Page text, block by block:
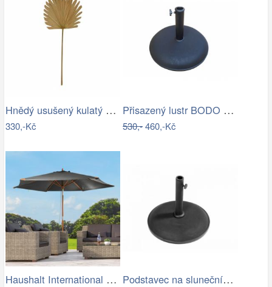
Hnědý usušený kulatý dekorativní list…
330,-Kč
Přisazený lustr BODO 1xE27/60W/230V…
530,-460,-Kč
Haushalt International Dřevěný… Podstavec na slunečník 50kg-GD